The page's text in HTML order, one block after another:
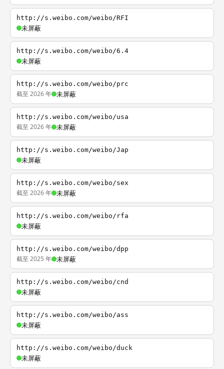
http://s.weibo.com/weibo/RFI
未屏蔽
http://s.weibo.com/weibo/6.4
未屏蔽
http://s.weibo.com/weibo/prc
截至 2026 年 未屏蔽
http://s.weibo.com/weibo/usa
截至 2026 年 未屏蔽
http://s.weibo.com/weibo/Jap
未屏蔽
http://s.weibo.com/weibo/sex
截至 2026 年 未屏蔽
http://s.weibo.com/weibo/rfa
未屏蔽
http://s.weibo.com/weibo/dpp
截至 2025 年 未屏蔽
http://s.weibo.com/weibo/cnd
未屏蔽
http://s.weibo.com/weibo/ass
未屏蔽
http://s.weibo.com/weibo/duck
未屏蔽